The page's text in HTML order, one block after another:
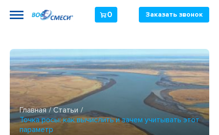
0 Заказать звонок
Главная
Статьи
Точка росы: как вычислить и зачем учитывать этот
параметр